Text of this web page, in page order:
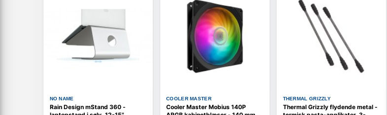
NO NAME
Rain Design mStand 360 -
COOLER MASTER
Cooler Master Mobius 140P
THERMAL GRIZZLY
Thermal Grizzly flydende metal -